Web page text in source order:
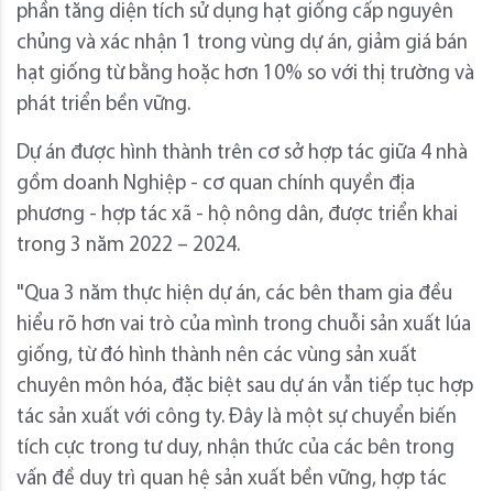
phần tăng diện tích sử dụng hạt giống cấp nguyên
chủng và xác nhận 1 trong vùng dự án, giảm giá bán
hạt giống từ bằng hoặc hơn 10% so với thị trường và
phát triển bền vững.
Dự án được hình thành trên cơ sở hợp tác giữa 4 nhà
gồm doanh Nghiệp - cơ quan chính quyền địa
phương - hợp tác xã - hộ nông dân, được triển khai
trong 3 năm 2022 – 2024.
"Qua 3 năm thực hiện dự án, các bên tham gia đều
hiểu rõ hơn vai trò của mình trong chuỗi sản xuất lúa
giống, từ đó hình thành nên các vùng sản xuất
chuyên môn hóa, đặc biệt sau dự án vẫn tiếp tục hợp
tác sản xuất với công ty. Đây là một sự chuyển biến
tích cực trong tư duy, nhận thức của các bên trong
vấn đề duy trì quan hệ sản xuất bền vững, hợp tác